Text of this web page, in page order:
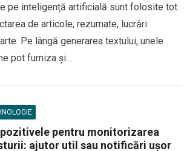
pe inteligență artificială sunt folosite tot
de articole, rezumate, lucrări
Pe lângă generarea textului, unele
pot furniza și…
pentru monitorizarea
ajutor util sau notificări ușor